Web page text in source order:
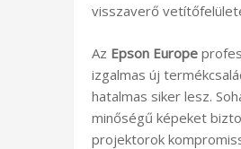
visszaverő
Az Epson Europe
izgalmas új
hatalmas siker lesz.
minőségű képeket
projektorok